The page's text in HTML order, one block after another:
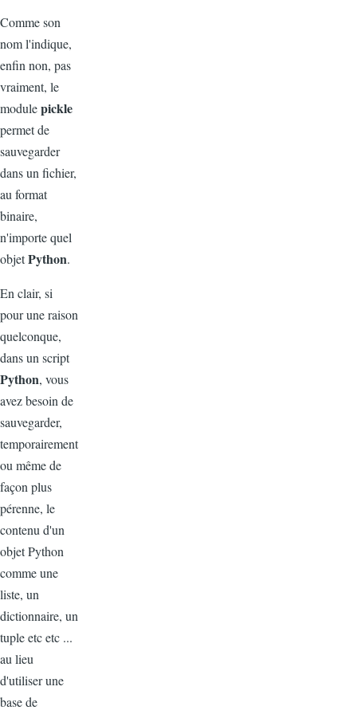
Comme son
nom l'indique,
enfin non, pas
vraiment, le
modulepickle
permet de
sauvegarder
dans un fichier,
au format
binaire,
n'importe quel
objetPython.
En clair, si
pour une raison
quelconque,
dans un script
Python, vous
avez besoin de
sauvegarder,
temporairement
ou même de
façon plus
pérenne, le
contenu d'un
objet Python
comme une
liste, un
dictionnaire, un
tuple etc etc ...
au lieu
d'utiliser une
base de